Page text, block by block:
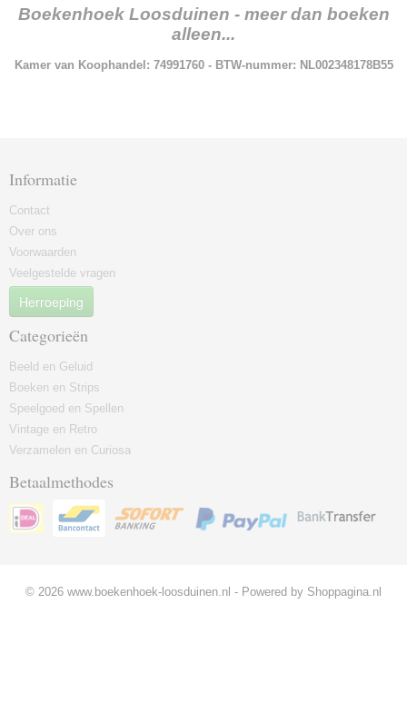
Boekenhoek Loosduinen - meer dan boeken
alleen...
Kamer van Koophandel: 74991760 - BTW-nummer: NL002348178B55
Informatie
Contact
Over ons
Voorwaarden
Veelgestelde vragen
Herroeping
Categorieën
Beeld en Geluid
Boeken en Strips
Speelgoed en Spellen
Vintage en Retro
Verzamelen en Curiosa
Betaalmethodes
© 2026 www.boekenhoek-loosduinen.nl - Powered by Shoppagina.nl